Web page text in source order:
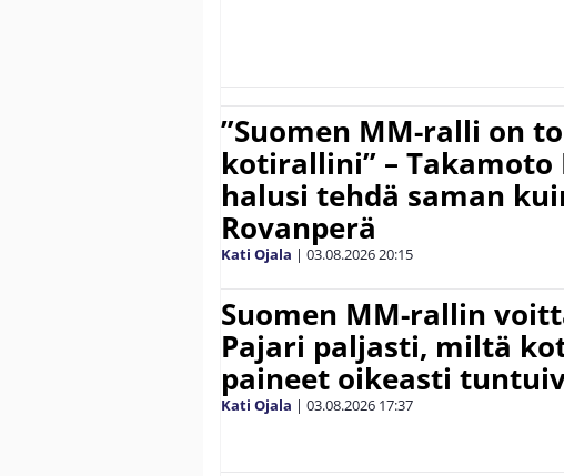
”Suomen MM-ralli on
kotirallini” – Takamoto
halusi tehdä saman
Rovanperä
Kati Ojala | 03.08.202620:15
Suomen MM-rallin
Pajari paljasti, miltä
paineet oikeasti
Kati Ojala | 03.08.2026 17:37